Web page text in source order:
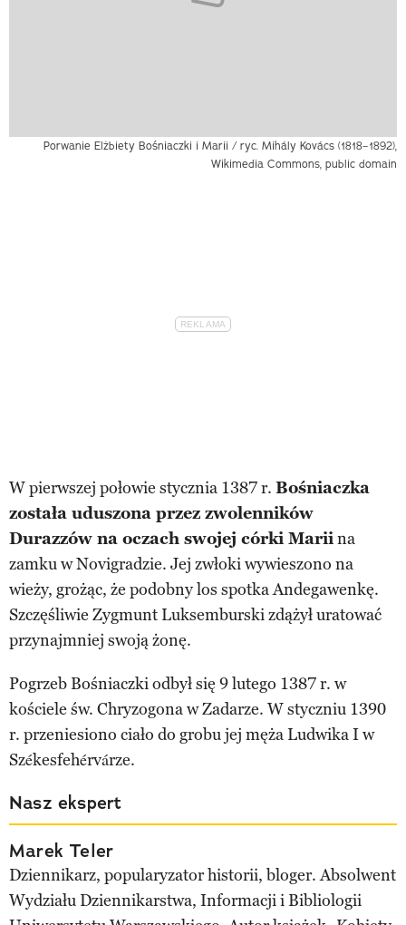
Porwanie Elżbiety Bośniaczki i Marii / ryc. Mihály Kovács (1818–1892),
Wikimedia Commons, public domain
W pierwszej połowie stycznia 1387 r. Bośniaczka
została uduszona przez zwolenników
Durazzów na oczach swojej córki Mariina
zamku w Novigradzie. Jej zwłoki wywieszono na
wieży, grożąc, że podobny los spotka Andegawenkę.
Szczęśliwie Zygmunt Luksemburski zdążył uratować
przynajmniej swoją żonę.
Pogrzeb Bośniaczki odbył się 9 lutego 1387 r. w
kościele św. Chryzogona w Zadarze. W styczniu 1390
r. przeniesiono ciało do grobu jej męża Ludwika I w
Székesfehérvárze.
Nasz ekspert
Marek Teler
Dziennikarz, popularyzator historii, bloger. Absolwent
Wydziału Dziennikarstwa, Informacji i Bibliologii